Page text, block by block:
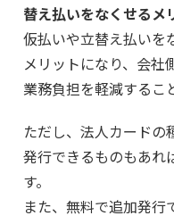
替え払いをなくせるメ
仮払いや立替え払いを
メリットになり、会社
業務負担を軽減するこ
ただし、法人カードの
発行できるものもあれ
す。
また、無料で追加発